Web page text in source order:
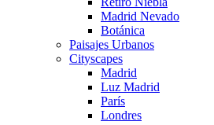
Madrid Nevado
Botánica
Paisajes Urbanos
Cityscapes
Madrid
Luz Madrid
París
Londres